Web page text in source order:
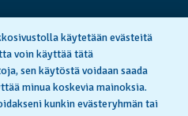
Cookie Notice
käytetään evästeitä
voin käyttää tätä
sen käytöstä voidaan saada
minua koskevia mainoksia.
kunkin evästeryhmän tai